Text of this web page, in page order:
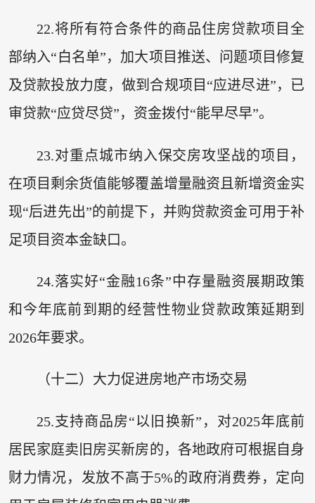
22.将所有符合条件的商品住房贷款项目全
部纳入“白名单”，加大项目推送、问题项目修复
及贷款投放力度，做到合规项目“应进尽进”，已
审贷款“应贷尽贷”，资金拨付“能早尽早”。
23.对重点城市纳入保交房攻坚战的项目，
在项目剩余货值能够覆盖增量融资且新增资金实
现“后进先出”的前提下，并购贷款资金可用于补
足项目资本金缺口。
24.落实好“金融16条”中存量融资展期政策
和今年底前到期的经营性物业贷款政策延期到
2026年要求。
（十二）大力促进房地产市场交易
25.支持商品房“以旧换新”，对2025年底前
居民家庭卖旧房买新房的，各地政府可根据自身
财力情况，发放不高于5%的政府消费券，定向